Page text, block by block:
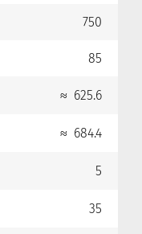
750
85
≈ 625.6
≈ 684.4
5
35